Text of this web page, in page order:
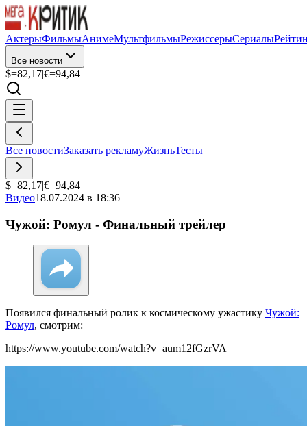
АктерыФильмыАнимеМультфильмыРежиссерыСериалы
Все новости
$=82,17|€=94,84
Все новостиЗаказать рекламуЖизньТесты
$=82,17|€=94,84
Видео18.07.2024 в 18:36
Чужой: Ромул - Финальный трейлер
Появился финальный ролик к космическому ужастику Чужой:
Ромул, смотрим:
https://www.youtube.com/watch?v=aum12fGzrVA